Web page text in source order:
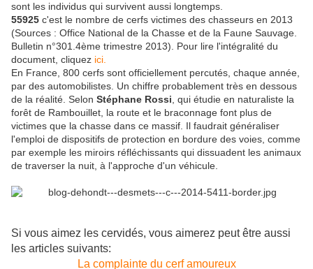
sont les individus qui survivent aussi longtemps.
55925 c'est le nombre de cerfs victimes des chasseurs en 2013
(Sources : Office National de la Chasse et de la Faune Sauvage.
Bulletin n°301.4ème trimestre 2013). Pour lire l'intégralité du
document, cliquez ici.
En France, 800 cerfs sont officiellement percutés, chaque année,
par des automobilistes. Un chiffre probablement très en dessous
de la réalité. Selon Stéphane Rossi , qui étudie en naturaliste la
forêt de Rambouillet, la route et le braconnage font plus de
victimes que la chasse dans ce massif. Il faudrait généraliser
l'emploi de dispositifs de protection en bordure des voies, comme
par exemple les miroirs réfléchissants qui dissuadent les animaux
de traverser la nuit, à l'approche d'un véhicule.
Si vous aimez les cervidés, vous aimerez peut être aussi
les articles suivants:
La complainte du cerf amoureux